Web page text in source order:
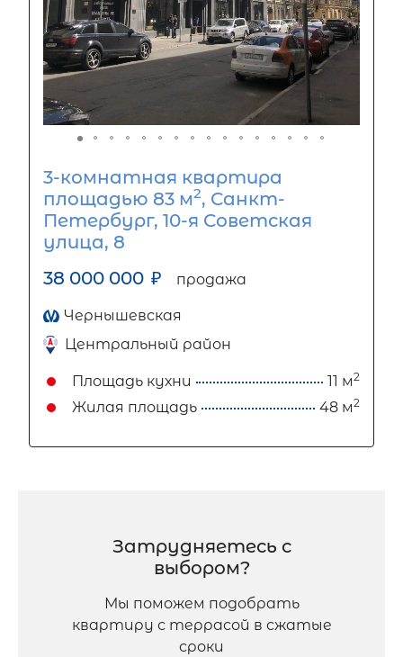
3-комнатная квартира
площадью 83 м2, Санкт-
Петербург, 10-я Советская
улица, 8
38 000 000 ₽ продажа
Чернышевская
Центральный район
Площадь кухни 11 м2
Жилая площадь 48 м2
Затрудняетесь с
выбором?
Мы поможем подобрать
квартиру с террасой в сжатые
сроки